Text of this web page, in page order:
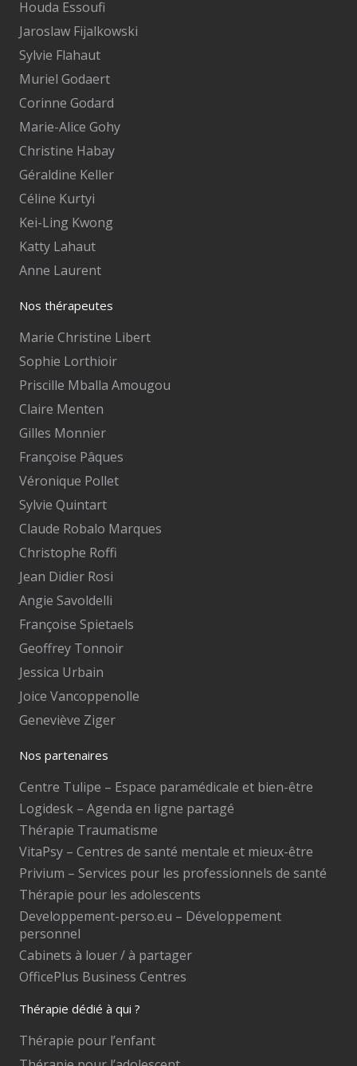
Houda Essoufi
Jaroslaw Fijalkowski
Sylvie Flahaut
Muriel Godaert
Corinne Godard
Marie-Alice Gohy
Christine Habay
Géraldine Keller
Céline Kurtyi
Kei-Ling Kwong
Katty Lahaut
Anne Laurent
Nos thérapeutes
Marie Christine Libert
Sophie Lorthioir
Priscille Mballa Amougou
Claire Menten
Gilles Monnier
Françoise Pâques
Véronique Pollet
Sylvie Quintart
Claude Robalo Marques
Christophe Roffi
Jean Didier Rosi
Angie Savoldelli
Françoise Spietaels
Geoffrey Tonnoir
Jessica Urbain
Joice Vancoppenolle
Geneviève Ziger
Nos partenaires
Centre Tulipe – Espace paramédicale et bien-être
Logidesk – Agenda en ligne partagé
Thérapie Traumatisme
VitaPsy – Centres de santé mentale et mieux-être
Privium – Services pour les professionnels de santé
Thérapie pour les adolescents
Developpement-perso.eu – Développement
personnel
Cabinets à louer / à partager
OfficePlus Business Centres
Thérapie dédié à qui ?
Thérapie pour l’enfant